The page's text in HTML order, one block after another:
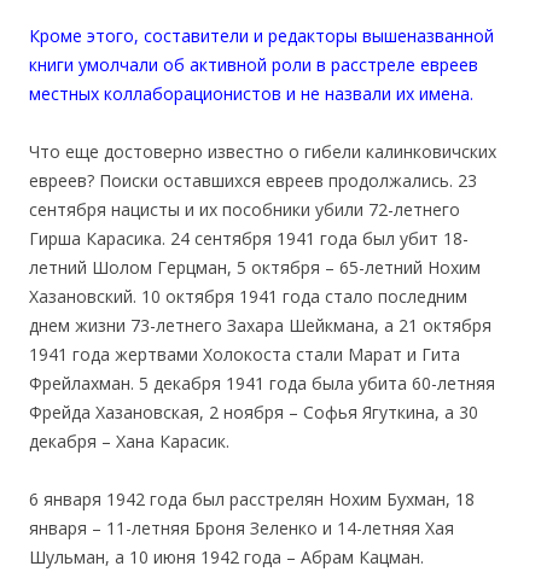
Кроме этого, составители и редакторы вышеназванной
книги умолчали об активной роли в расстреле евреев
местных коллаборационистов и не назвали их имена.
Что еще достоверно известно о гибели калинковичских
евреев? Поиски оставшихся евреев продолжались. 23
сентября нацисты и их пособники убили 72-летнего
Гирша Карасика. 24 сентября 1941 года был убит 18-
летний Шолом Герцман, 5 октября – 65-летний Нохим
Хазановский. 10 октября 1941 года стало последним
днем жизни 73-летнего Захара Шейкмана, а 21 октября
1941 года жертвами Холокоста стали Марат и Гита
Фрейлахман. 5 декабря 1941 года была убита 60-летняя
Фрейда Хазановская, 2 ноября – Софья Ягуткина, а 30
декабря – Хана Карасик.
6 января 1942 года был расстрелян Нохим Бухман, 18
января – 11-летняя Броня Зеленко и 14-летняя Хая
Шульман, а 10 июня 1942 года – Абрам Кацман.